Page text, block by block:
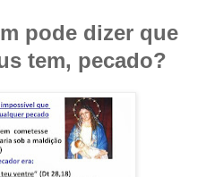
pode dizer que
tem, pecado?